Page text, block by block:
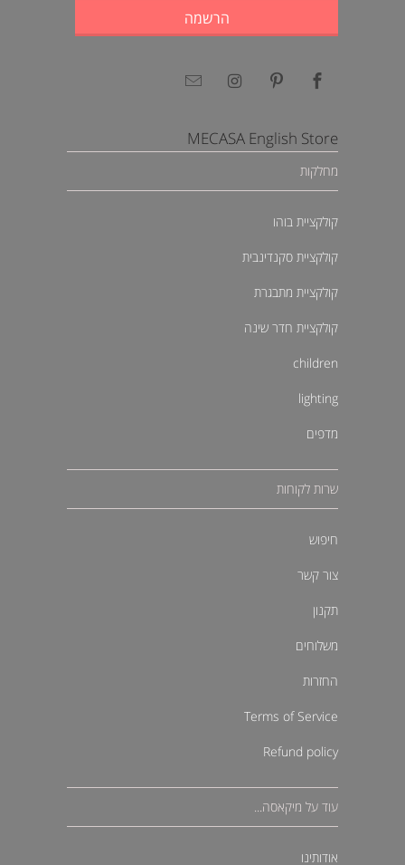
MECASA English Store
מחלקות
קולקציית בוהו
קולקציית סקנדינבית
קולקציית מתבגרת
קולקציית חדר שינה
children
lighting
מדפים
שרות לקוחות
חיפוש
צור קשר
תקנון
משלוחים
החזרות
Terms of Service
Refund policy
עוד על מיקאסה...
אודותינו